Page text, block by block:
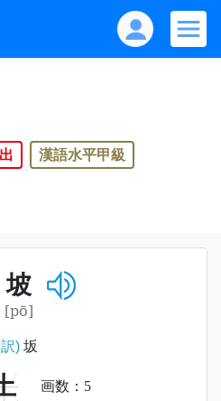
漢語水平甲級
坡
[pō]
訳)坂
画数： 5